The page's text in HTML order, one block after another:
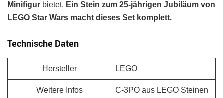
Minifigur bietet. Ein Stein zum 25-jährigen Jubiläum von
LEGO Star Wars macht dieses Set komplett.
Technische Daten
Hersteller LEGO
Weitere Infos
C-3PO aus LEGO Steinen